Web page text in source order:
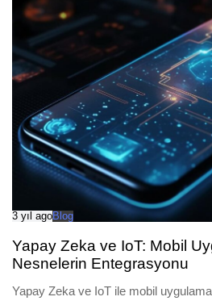
3 yıl agoBlog
Yapay Zeka ve IoT: Mobil
Nesnelerin Entegrasyonu
Yapay Zeka ve IoT ile mobil